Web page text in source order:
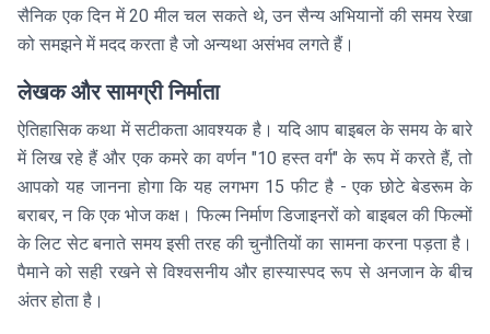
सैनिक एक दिन में 20 मील चल सकते थे, उन सैन्य अभियानों की समय रेखा
को समझने में मदद करता है जो अन्यथा असंभव लगते हैं।
लेखक और सामग्री निर्माता
ऐतिहासिक कथा में सटीकता आवश्यक है। यदि आप बाइबल के समय के बारे
में लिख रहे हैं और एक कमरे का वर्णन "10 हस्त वर्ग" के रूप में करते हैं, तो
आपको यह जानना होगा कि यह लगभग 15 फीट है - एक छोटे बेडरूम के
बराबर, न कि एक भोज कक्ष। फिल्म निर्माण डिजाइनरों को बाइबल की फिल्मों
के लिट सेट बनाते समय इसी तरह की चुनौतियों का सामना करना पड़ता है।
पैमाने को सही रखने से विश्वसनीय और हास्यास्पद रूप से अनजान के बीच
अंतर होता है।